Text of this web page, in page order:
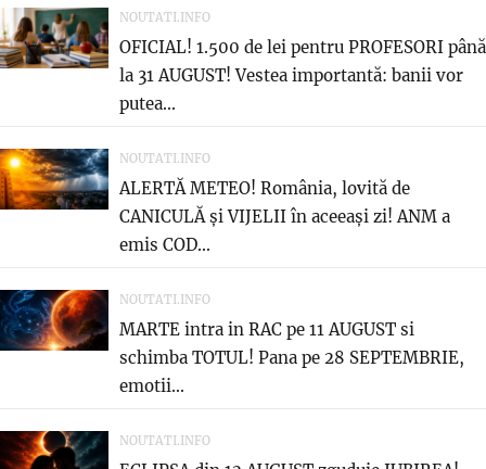
NOUTATI.INFO
OFICIAL! 1.500 de lei pentru PROFESORI până
la 31 AUGUST! Vestea importantă: banii vor
putea...
NOUTATI.INFO
ALERTĂ METEO! România, lovită de
CANICULĂ și VIJELII în aceeași zi! ANM a
emis COD...
NOUTATI.INFO
MARTE intra in RAC pe 11 AUGUST si
schimba TOTUL! Pana pe 28 SEPTEMBRIE,
emotii...
NOUTATI.INFO